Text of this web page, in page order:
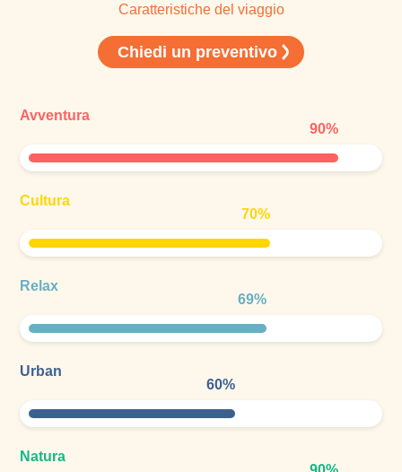
Caratteristiche del viaggio
Chiedi un preventivo
Avventura
90%
Cultura
70%
Relax
69%
Urban
60%
Natura